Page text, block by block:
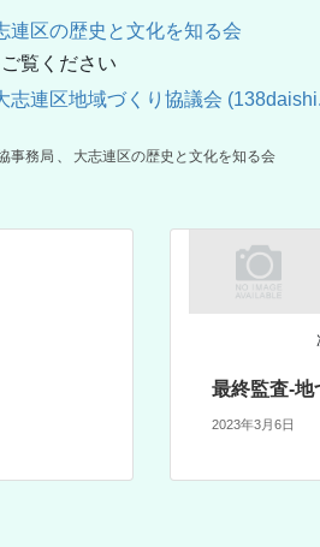
連区の歴史と文化を知る会
覧ください
志連区地域づくり協議会
事務局 大志連区の歴史と文化を知る会
最終監査-地
2023年3月6日